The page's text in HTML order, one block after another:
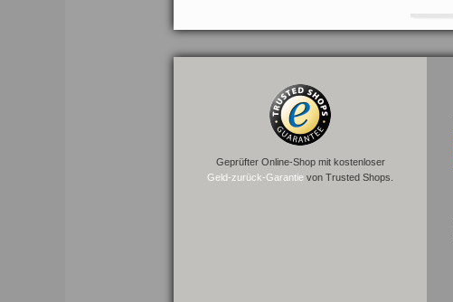
Geprüfter Online-Shop mit kostenloser
Geld-zurück-Garantie von Trusted Shops.